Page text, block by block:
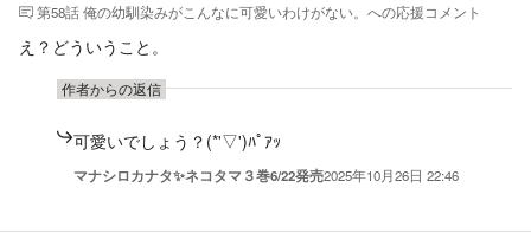
第58話 俺の幼馴染みがこんなに可愛いわけがない。 への応援コメント
え？どういうこと。
作者からの返信
可愛いでしょう？(*'▽')ﾊﾟｱｯ
マナシロカナタ✨ネコタマ３巻6/22発売2025年10月26日 22:46